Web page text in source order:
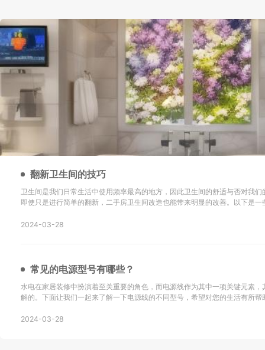
翻新卫生间的技巧
卫生间是我们日常生活中使用频率最高的地方，因此卫生间的舒适与否对我们
即使只是进行简单的翻新，二手房卫生间改造也能带来明显的改善。以下是一
铺设瓷砖是很重要的。确保地砖的铺设
2024-03-28
常见的电源型号有哪些？
水电在家居装修中扮演着至关重要的角色，而电源线作为其中一项关键元素，
解的。下面让我们一起来了解一下电源线的不同型号，希望对您的生活有所帮助！ SYV：这
同轴电缆。 KVV：这种电缆采用聚氯乙烯
2024-03-28